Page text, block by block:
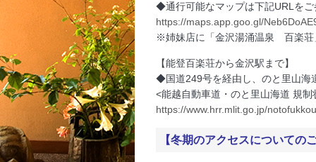
◆通行可能なマップは下記URLをご
https://maps.app.goo.gl/
※姉妹店に「金沢湯涌温泉 百楽荘
【能登百楽荘から金沢駅まで】
◆国道249号を経由し、のと里山海
<能越自動車道・のと里山海道 規
https://www.hrr.mlit.go.jp/
【冬期のアクセスについての